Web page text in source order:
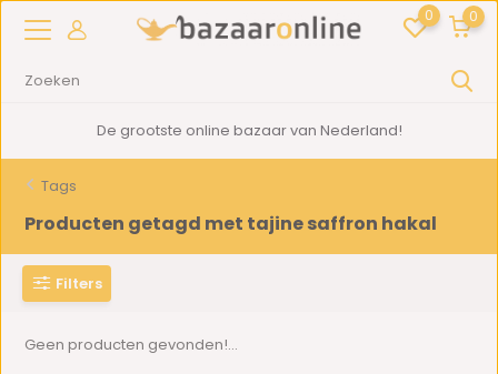
0 0
De grootste online bazaar van Nederland!
Tags
Producten getagd met tajine saffron hakal
Filters
Geen producten gevonden!...